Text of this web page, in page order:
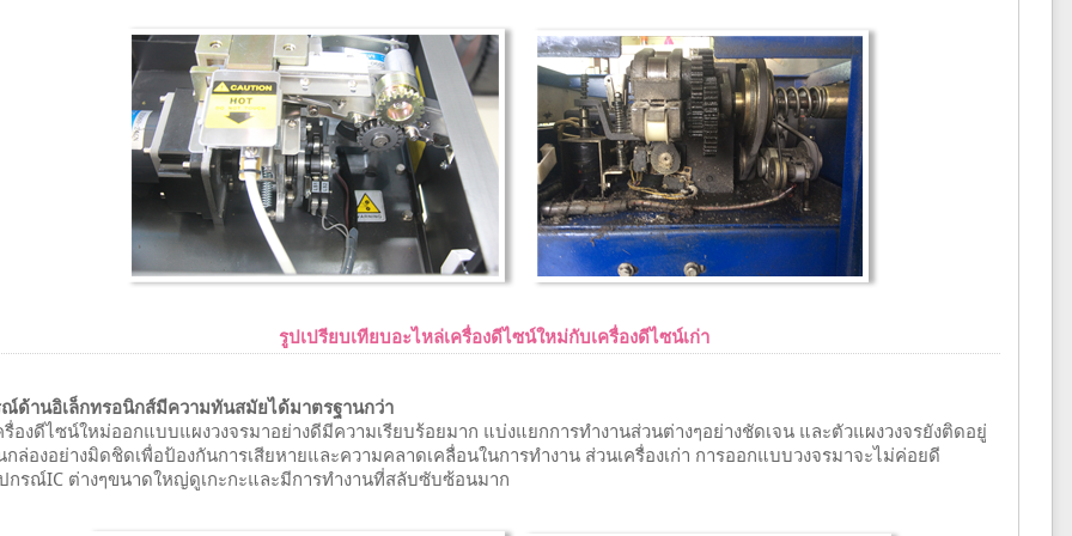
รูปเปรียบเทียบอะไหล่เครื่องดีไซน์ใหม่กับเครื่องดีไซน์เก่า
ด้านอิเล็กทรอนิกส์มีความทันสมัยได้มาตรฐานกว่า
รื่องดีไซน์ใหม่ออกแบบแผงวงจรมาอย่างดีมีความเรียบร้อยมาก แบ่งแยกการทำงานส่วนต่างๆอย่างชัดเจน และตัวแผงวงจรยังติดอยู่
กล่องอย่างมิดชิดเพื่อป้องกันการเสียหายและความคลาดเคลื่อนในการทำงาน ส่วนเครื่องเก่า การออกแบบวงจรมาจะไม่ค่อยดี
กรณ์IC ต่างๆขนาดใหญ่ดูเกะกะและมีการทำงานที่สลับซับซ้อนมาก